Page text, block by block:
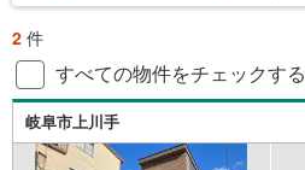
2 件
すべての物件をチェックする
岐阜市上川手